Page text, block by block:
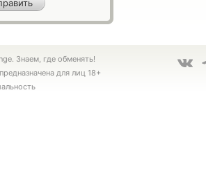
Знаем, где обменять!
для лиц 18+